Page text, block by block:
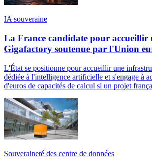
IA souveraine
La France candidate pour accueillir
Gigafactory soutenue par l'Union
L'État se positionne pour accueillir une
dédiée à l'intelligence artificielle et s'engage à
d'euros de capacités de calcul si un projet
Souveraineté des centre de données